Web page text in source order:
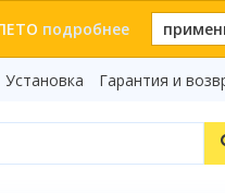
подробнее
Установка Гарантия и